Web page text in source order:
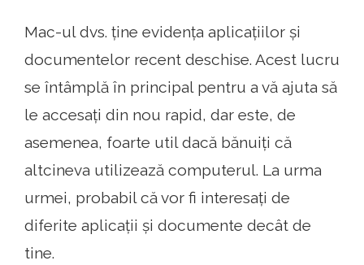
Mac-ul dvs. ține evidența aplicațiilor și
documentelor recent deschise. Acest lucru
se întâmplă în principal pentru a vă ajuta să
le accesați din nou rapid, dar este, de
asemenea, foarte util dacă bănuiți că
altcineva utilizează computerul. La urma
urmei, probabil că vor fi interesați de
diferite aplicații și documente decât de
tine.